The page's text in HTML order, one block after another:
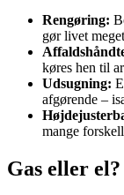
Rengøring:
gør livet
køres hen til
Udsugning:
afgørende –
mange
Gas eller el?